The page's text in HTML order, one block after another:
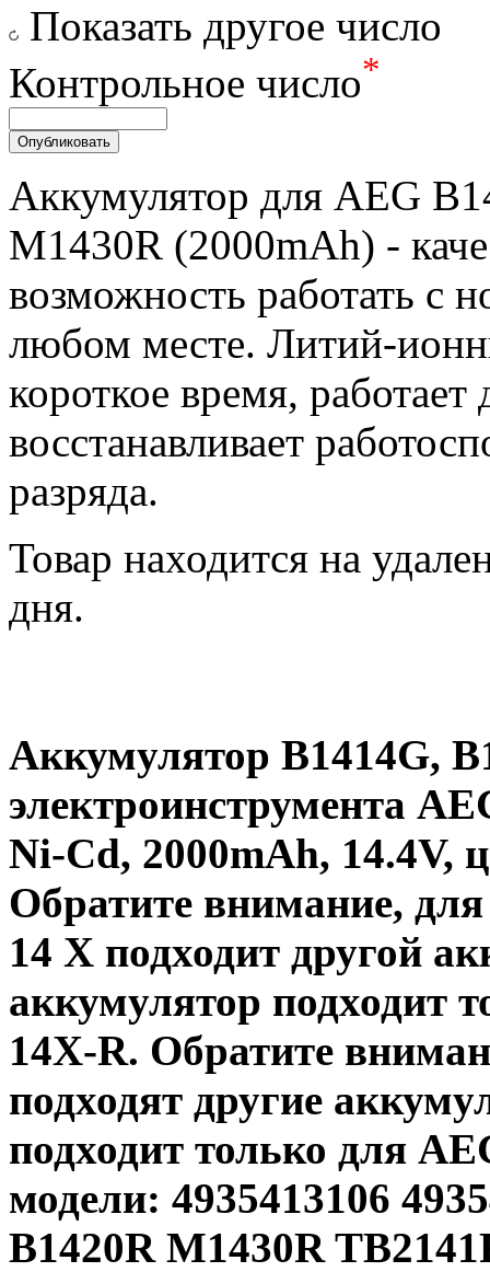
Показать другое число
Контрольное число*
Аккумулятор для AEG
M1430R (2000mAh) -
возможность работать с
любом месте. Литий-
короткое время,
восстанавливает
разряда.
Товар находится на
дня.
Аккумулятор B1414G,
электроинструмента
Ni-Cd, 2000mAh, 14.4V,
Обратите внимание,
14 X подходит другой
аккумулятор подходит
14X-R. Обратите
подходят другие
подходит только для
модели: 4935413106
B1420R M1430R